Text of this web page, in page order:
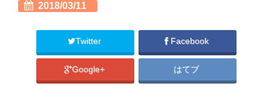
2018/03/11
Twitter Facebook
Google+ はてブ